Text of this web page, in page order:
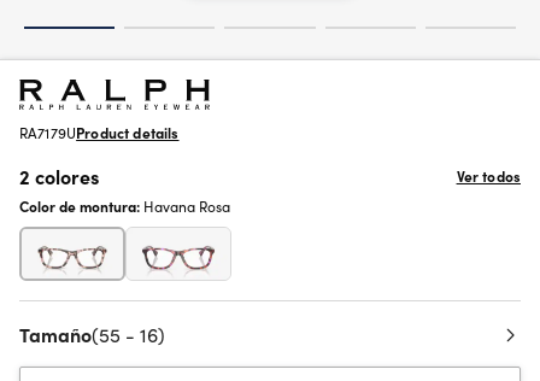
RA7179UProduct details
2 colores
Ver todos
Color de montura: Havana Rosa
Tamaño(55 - 16)